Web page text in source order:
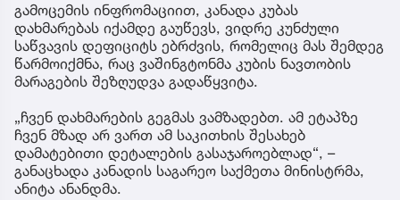
გამოცემის ინფრომაციით, კანადა კუბას
დახმარებას იქამდე გაუწევს, ვიდრე კუნძული
საწვავის დეფიციტს ებრძვის, რომელიც მას შემდეგ
წარმოიქმნა, რაც ვაშინგტონმა კუბის ნავთობის
მარაგების შეზღუდვა გადაწყვიტა.
„ჩვენ დახმარების გეგმას ვამზადებთ. ამ ეტაპზე
ჩვენ მზად არ ვართ ამ საკითხის შესახებ
დამატებითი დეტალების გასაჯაროებლად“, –
განაცხადა კანადის საგარეო საქმეთა მინისტრმა,
ანიტა ანანდმა.